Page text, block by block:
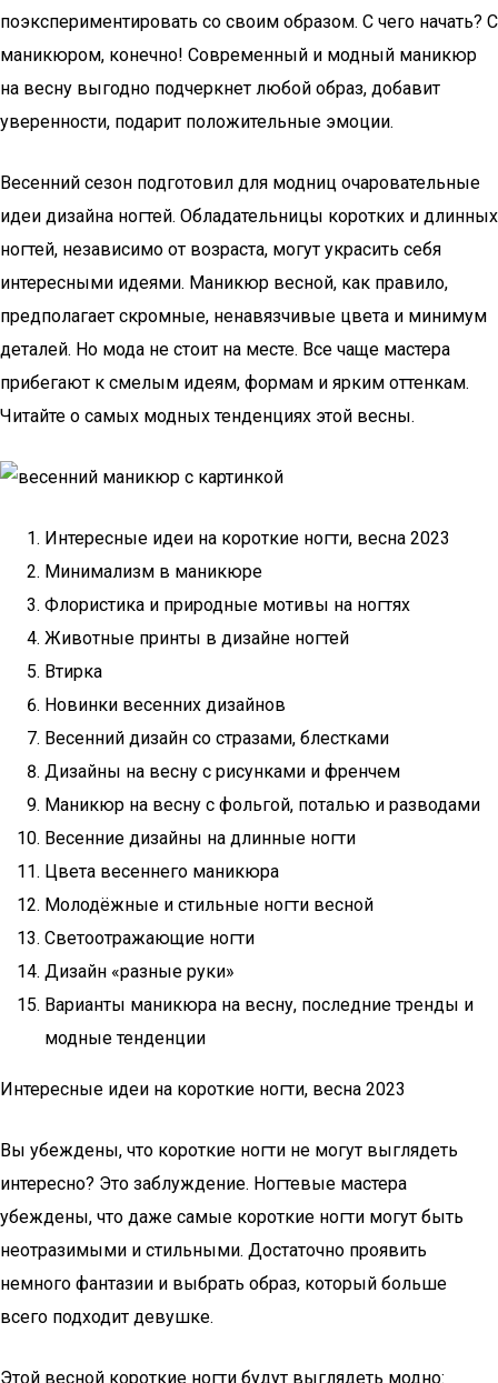
поэкспериментировать со своим образом. С чего начать? С
маникюром, конечно! Современный и модный маникюр
на весну выгодно подчеркнет любой образ, добавит
уверенности, подарит положительные эмоции.
Весенний сезон подготовил для модниц очаровательные
идеи дизайна ногтей. Обладательницы коротких и длинных
ногтей, независимо от возраста, могут украсить себя
интересными идеями. Маникюр весной, как правило,
предполагает скромные, ненавязчивые цвета и минимум
деталей. Но мода не стоит на месте. Все чаще мастера
прибегают к смелым идеям, формам и ярким оттенкам.
Читайте о самых модных тенденциях этой весны.
Интересные идеи на короткие ногти, весна 2023
Минимализм в маникюре
Флористика и природные мотивы на ногтях
Животные принты в дизайне ногтей
Втирка
Новинки весенних дизайнов
Весенний дизайн со стразами, блестками
Дизайны на весну с рисунками и френчем
Маникюр на весну с фольгой, поталью и разводами
Весенние дизайны на длинные ногти
Цвета весеннего маникюра
Молодёжные и стильные ногти весной
Светоотражающие ногти
Дизайн «разные руки»
Варианты маникюра на весну, последние тренды и
модные тенденции
Интересные идеи на короткие ногти, весна 2023
Вы убеждены, что короткие ногти не могут выглядеть
интересно? Это заблуждение. Ногтевые мастера
убеждены, что даже самые короткие ногти могут быть
неотразимыми и стильными. Достаточно проявить
немного фантазии и выбрать образ, который больше
всего подходит девушке.
Этой весной короткие ногти будут выглядеть модно: